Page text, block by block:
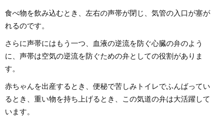
食べ物を飲み込むとき、左右の声帯が閉じ、気管の入口が塞が
れるのです。
さらに声帯にはもう一つ、血液の逆流を防ぐ心臓の弁のよう
に、声帯は空気の逆流を防ぐための弁としての役割がありま
す。
赤ちゃんを出産するとき、便秘で苦しみトイレでふんばってい
るとき、重い物を持ち上げるとき、この気道の弁は大活躍して
います。